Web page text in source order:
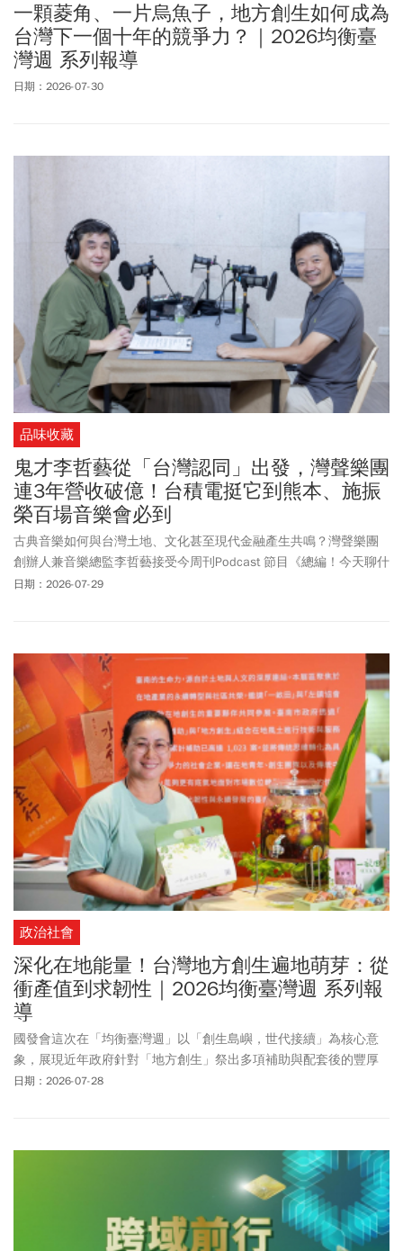
一顆菱角、一片烏魚子，地方創生如何成為
台灣下一個十年的競爭力？｜2026均衡臺
灣週 系列報導
日期：2026-07-30
品味收藏
鬼才李哲藝從「台灣認同」出發，灣聲樂團
連3年營收破億！台積電挺它到熊本、施振
榮百場音樂會必到
古典音樂如何與台灣土地、文化甚至現代金融產生共鳴？灣聲樂團
創辦人兼音樂總監李哲藝接受今周刊Podcast 節目《總編！今天聊什
麼》深度專訪，分享灣聲樂團如何將以台灣文化為底蘊、結合科技
精神與灣聲樂團的核心價值，且深談對於財富、人生與音樂間的深
刻連結。以下精選本次精采訪談的兩題ＱＡ。
日期：2026-07-29
政治社會
深化在地能量！台灣地方創生遍地萌芽：從
衝產值到求韌性｜2026均衡臺灣週 系列報
導
國發會這次在「均衡臺灣週」以「創生島嶼，世代接續」為核心意
象，展現近年政府針對「地方創生」祭出多項補助與配套後的豐厚
成果外，也邀來創生夥伴現場擺攤，實際從他們身上感受到永續經
日期：2026-07-28